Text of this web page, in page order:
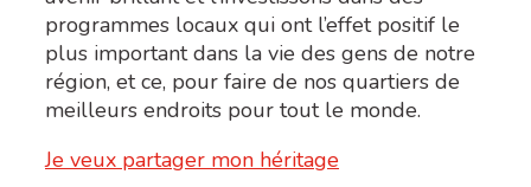
programmes locaux qui ont l’effet positif le
plus important dans la vie des gens de notre
région, et ce, pour faire de nos quartiers de
meilleurs endroits pour tout le monde.
Je veux partager mon héritage